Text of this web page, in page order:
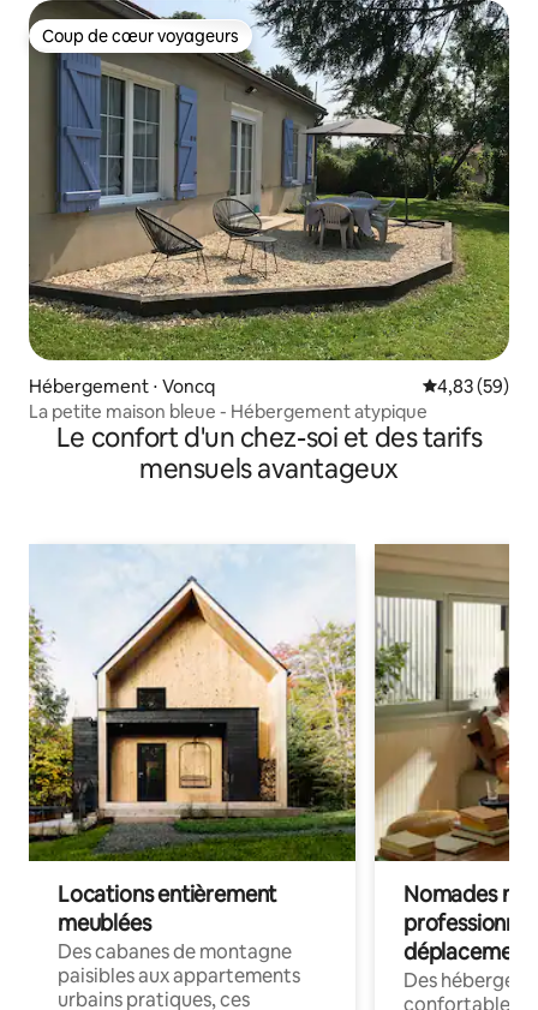
Coup de cœur voyageurs
Coup de cœur voyageurs
Hébergement ⋅ Voncq Évaluation
4,83 (59)
La petite maison bleue - Hébergement atypique
Le confort d'un chez-soi et des tarifs
mensuels avantageux
Locations entièrement
meublées
Des cabanes de montagne
paisibles aux appartements
urbains pratiques, ces
Nomades
déplacement
Des
confortables